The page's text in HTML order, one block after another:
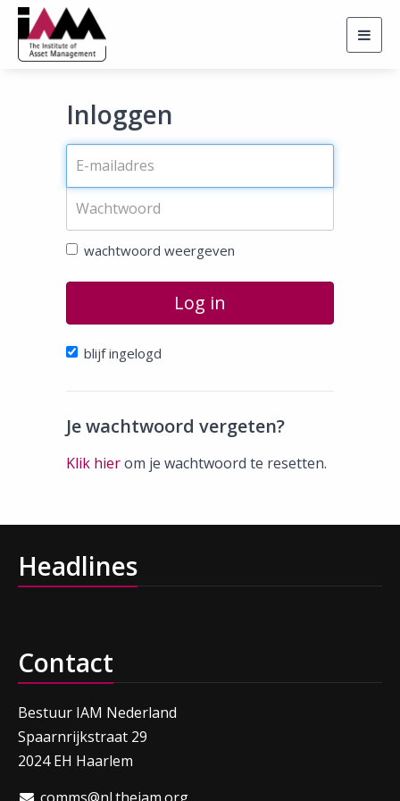
Inloggen
wachtwoord weergeven
Log in
blijf ingelogd
Je wachtwoord vergeten?
Klik hierom je wachtwoord te resetten.
Headlines
Contact
Bestuur IAM Nederland
Spaarnrijkstraat 29
2024 EH Haarlem
comms@nl.theiam.org